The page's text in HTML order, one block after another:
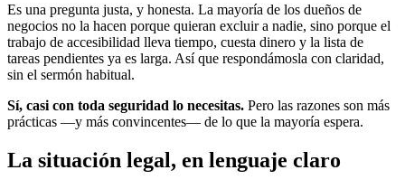
Es una pregunta justa, y honesta. La mayoría de los dueños de
negocios no la hacen porque quieran excluir a nadie, sino porque el
trabajo de accesibilidad lleva tiempo, cuesta dinero y la lista de
tareas pendientes ya es larga. Así que respondámosla con claridad,
sin el sermón habitual.
Sí, casi con toda seguridad lo necesitas. Pero las razones son más
prácticas —y más convincentes— de lo que la mayoría espera.
La situación legal, en lenguaje claro